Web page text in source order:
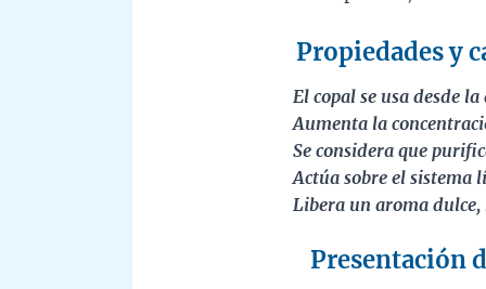
Propiedades y
El copal se usa desde
Aumenta la
Se considera que
Actúa sobre el sistema
Libera un aroma
Presentación